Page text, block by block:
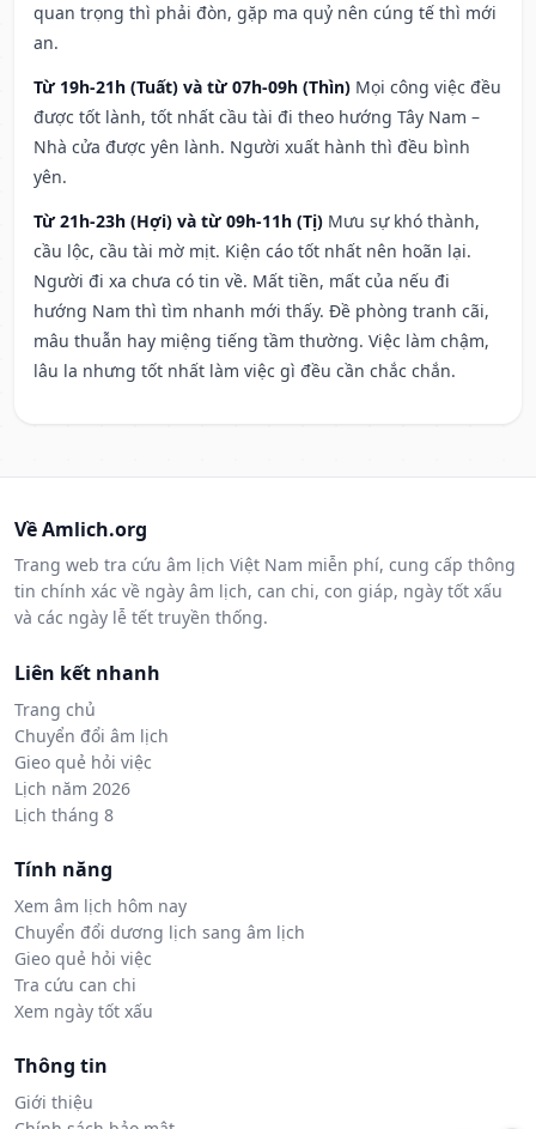
quan trọng thì phải đòn, gặp ma quỷ nên cúng tế thì mới
an.
Từ 19h-21h (Tuất) và từ 07h-09h (Thìn) Mọi công việc đều
được tốt lành, tốt nhất cầu tài đi theo hướng Tây Nam –
Nhà cửa được yên lành. Người xuất hành thì đều bình
yên.
Từ 21h-23h (Hợi) và từ 09h-11h (Tị) Mưu sự khó thành,
cầu lộc, cầu tài mờ mịt. Kiện cáo tốt nhất nên hoãn lại.
Người đi xa chưa có tin về. Mất tiền, mất của nếu đi
hướng Nam thì tìm nhanh mới thấy. Đề phòng tranh cãi,
mâu thuẫn hay miệng tiếng tầm thường. Việc làm chậm,
lâu la nhưng tốt nhất làm việc gì đều cần chắc chắn.
Về Amlich.org
Trang web tra cứu âm lịch Việt Nam miễn phí, cung cấp thông
tin chính xác về ngày âm lịch, can chi, con giáp, ngày tốt xấu
và các ngày lễ tết truyền thống.
Liên kết nhanh
Trang chủ
Chuyển đổi âm lịch
Gieo quẻ hỏi việc
Lịch năm 2026
Lịch tháng 8
Tính năng
Xem âm lịch hôm nay
Chuyển đổi dương lịch sang âm lịch
Gieo quẻ hỏi việc
Tra cứu can chi
Xem ngày tốt xấu
Thông tin
Giới thiệu